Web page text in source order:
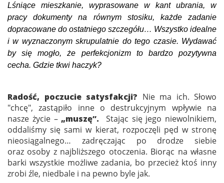
galerie
Lśniące mieszkanie, wyprasowane w kant ubrania, w
pracy dokumenty na równym stosiku, każde zadanie
dopracowane do ostatniego szczegółu… Wszystko idealne
i w wyznaczonym skrupulatnie do tego czasie. Wydawać
by się mogło, że perfekcjonizm to bardzo pozytywna
cecha. Gdzie tkwi haczyk?
Radość, poczucie satysfakcji? Nie ma ich. Słowo
"chcę", zastąpiło inne o destrukcyjnym wpływie na
nasze życie –„muszę”. Stając się jego niewolnikiem,
oddaliśmy się sami w kierat, rozpoczęli pęd w stronę
nieosiągalnego… zadręczając po drodze siebie
oraz osoby z najbliższego otoczenia. Biorąc na własne
barki wszystkie możliwe zadania, bo przecież ktoś inny
zrobi źle, niedbale i na pewno byle jak.